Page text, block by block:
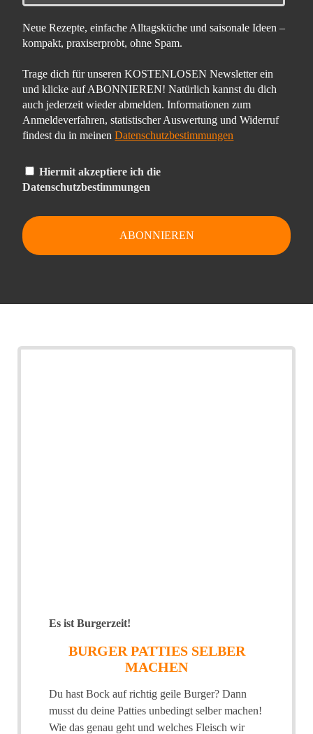
Neue Rezepte, einfache Alltagsküche und saisonale Ideen –
kompakt, praxiserprobt, ohne Spam.
Trage dich für unseren KOSTENLOSEN Newsletter ein
und klicke auf ABONNIEREN! Natürlich kannst du dich
auch jederzeit wieder abmelden. Informationen zum
Anmeldeverfahren, statistischer Auswertung und Widerruf
findest du in meinenDatenschutzbestimmungen
Hiermit akzeptiere ich die
Datenschutzbestimmungen
Es ist Burgerzeit!
BURGER PATTIES SELBER
MACHEN
Du hast Bock auf richtig geile Burger? Dann
musst du deine Patties unbedingt selber machen!
Wie das genau geht und welches Fleisch wir